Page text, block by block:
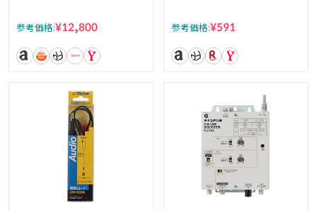
参考価格:¥12,800 参考価格:¥591